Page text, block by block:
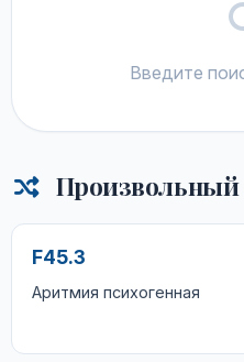
Введите
Произвольный
F45.3
Аритмия психогенная